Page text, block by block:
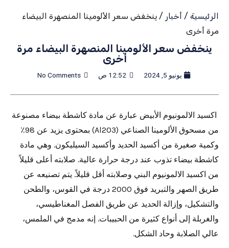
الرئيسية / أخبار / ينخفض ​​سعر الألومينا المنصهرة البيضاء
مرة أخرى
ينخفض ​​سعر الألومينا المنصهرة البيضاء مرة
أخرى
يونيو 5, 2024 12:52 ص No Comments
اكسيد الالمونيوم الأبيض عبارة عن مادة كاشطة بيضاء مصنوعة
من مسحوق الألومينا الصناعي (Al2O3) بمحتوى يزيد عن 98٪
وكمية صغيرة من أكسيد الحديد وأكسيد السيليكون. وهي مادة
كاشطة بيضاء تذوب عند درجة حرارة عالية. صلابته أعلى قليلاً
من اكسيد الالمونيوم البني وصلابته أقل قليلاً. يتم تصنيعه عن
طريق الصهر والتبريد فوق 2000 درجة في القوس، والطحن
والتشكيل، وإزالة الحديد عن طريق الفصل المغناطيسي،
والغربلة إلى أنواع كثيرة من الحبيبات. إنه مدمج في الملمس،
عالي الصلابة وحاد الشكل.